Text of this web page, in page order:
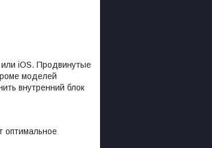
iOS. Продвинутые
моделей
внутренний блок
оптимальное